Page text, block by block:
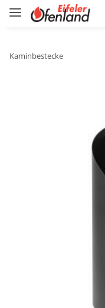
Kaminbestecke